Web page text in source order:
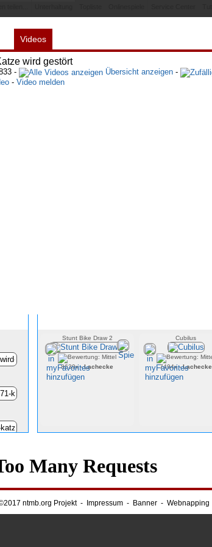
Videos
wird gestört
- Übersicht anzeigen -
- Video melden
Stunt Bike Draw 2
8639x -Lachecke
Cubilus
7494x -Lachecke
ntmb.org Projekt - Impressum - Banner - Webnapping